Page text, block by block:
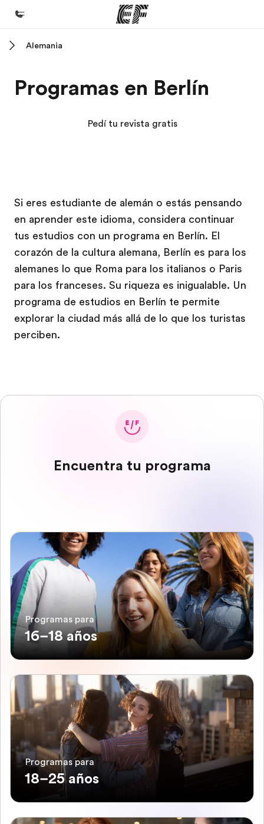
Programas
Quiénes somos
Trabajos
Uníte al equipo
Alemania
Programas en Berlín
Pedí tu revista gratis
Si eres estudiante de alemán o estás pensando
en aprender este idioma, considera continuar
tus estudios con un programa en Berlín. El
corazón de la cultura alemana, Berlín es para los
alemanes lo que Roma para los italianos o Paris
para los franceses. Su riqueza es inigualable. Un
programa de estudios en Berlín te permite
explorar la ciudad más allá de lo que los turistas
perciben.
Encuentra tu programa
Programas para
16–18 años
Programas para
18–25 años